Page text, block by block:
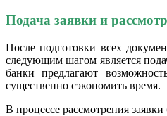
Подача заявки и
После подготовки всех
следующим шагом является
банки предлагают
существенно сэкономить время.
В процессе рассмотрения